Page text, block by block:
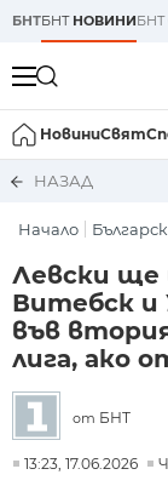
БНТБНТ НОВИНИБНТ
НовиниСвят
НАЗАД
Начало
Левски ще
Витебск и
във
лига, ако
от БНТ
13:23, 17.06.2026